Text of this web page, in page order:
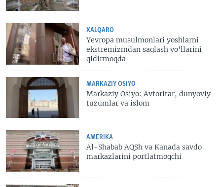
XALQARO
Yevropa musulmonlari yoshlarni
ekstremizmdan saqlash yo'llarini
qidirmoqda
MARKAZIY OSIYO
Markaziy Osiyo: Avtoritar, dunyoviy
tuzumlar va islom
AMERIKA
Al-Shabab AQSh va Kanada savdo
markazlarini portlatmoqchi